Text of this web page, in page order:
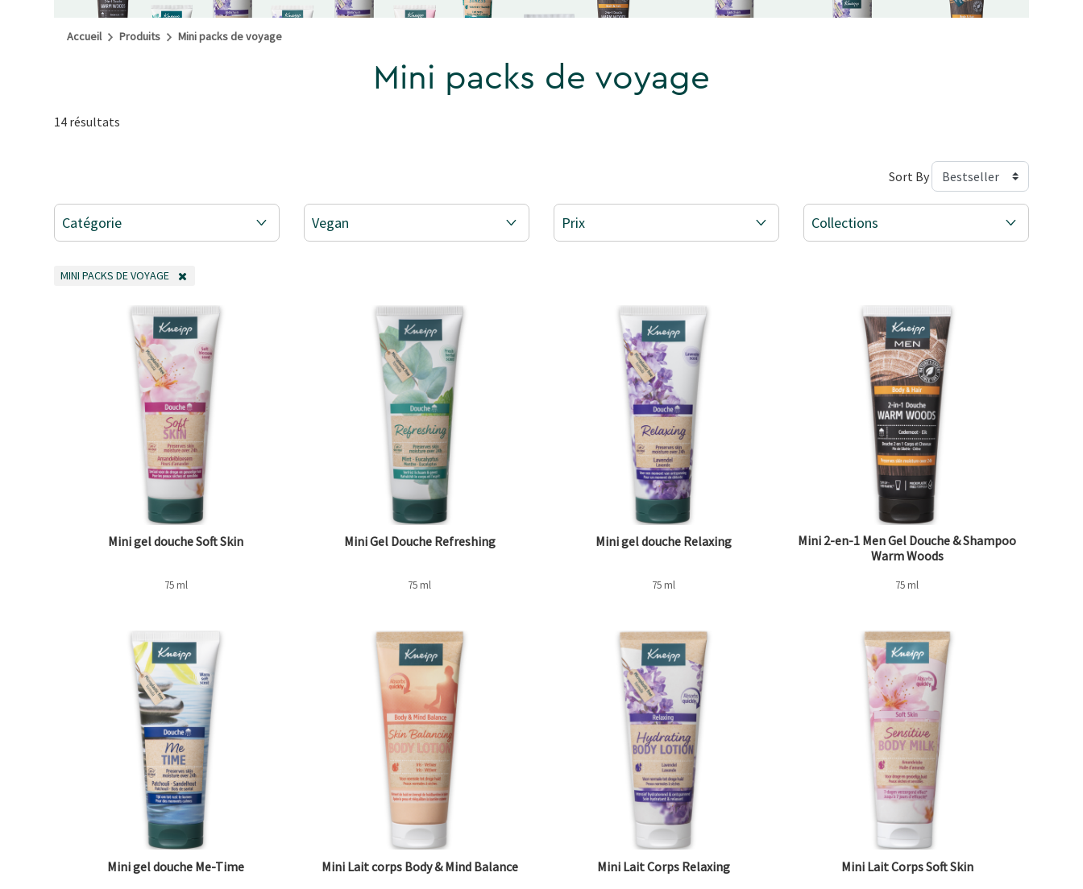
Accueil Produits Mini packs de voyage
Mini packs de voyage
14 résultats
Sort By
Catégorie Vegan Prix Collections
MINI PACKS DE VOYAGE
Mini gel douche Soft Skin
75 ml
Mini Gel Douche Refreshing
75 ml
Mini gel douche Relaxing
75 ml
Mini 2-en-1 Men Gel Douche & Shampoo
Warm Woods
75 ml
Mini gel douche Me-Time Mini Lait corps Body & Mind Balance Mini Lait Corps Relaxing Mini Lait Corps Soft Skin